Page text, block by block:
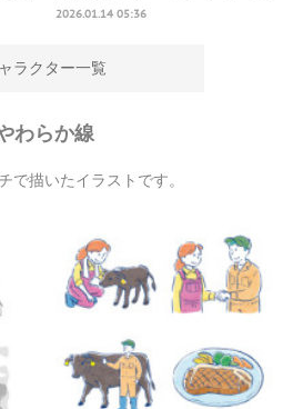
2026.01.14 05:36
ラクター一覧
わらか線
で描いたイラストです。